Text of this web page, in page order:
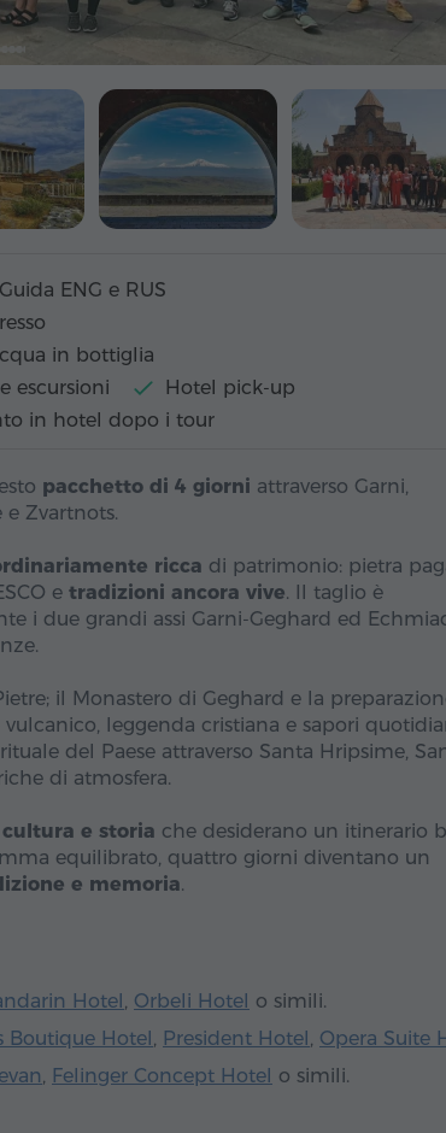
Guida ENG e RUS
in bottiglia
escursioni
Hotel pick-up
in hotel dopo i tour
pacchetto di 4 giorni attraverso Garni,
e Zvartnots.
ricca di patrimonio: pietra
e tradizioni ancora vive. Il taglio è
i due grandi assi Garni-Geghard ed
il Monastero di Geghard e la
leggenda cristiana e sapori
del Paese attraverso Santa Hripsime,
di atmosfera.
cultura e storia che desiderano un itinerario
equilibrato, quattro giorni diventano un
e memoria.
Hotel, Orbeli Hotel o simili.
Boutique Hotel, President Hotel, Opera Suite
, Felinger Concept Hotel o simili.